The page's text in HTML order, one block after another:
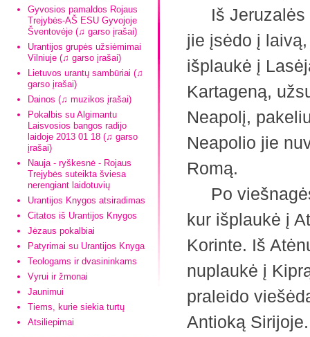
Gyvosios pamaldos Rojaus
Trejybės-AŠ ESU Gyvojoje
Šventovėje (♫ garso įrašai)
Urantijos grupės užsiėmimai
Vilniuje (♫ garso įrašai)
Lietuvos urantų sambūriai (♫
garso įrašai)
Dainos (♫ muzikos įrašai)
Pokalbis su Algimantu
Laisvosios bangos radijo
laidoje 2013 01 18 (♫ garso
įrašai)
Nauja - ryškesnė - Rojaus
Trejybės suteikta šviesa
nerengiant laidotuvių
Urantijos Knygos atsiradimas
Citatos iš Urantijos Knygos
Jėzaus pokalbiai
Patyrimai su Urantijos Knyga
Teologams ir dvasininkams
Vyrui ir žmonai
Jaunimui
Tiems, kurie siekia turtų
Atsiliepimai
Iš Jeruzalės į
jie įsėdo į
išplaukė į
Kartageną,
Neapolį,
Neapolio jie
Romą.
Po
kur išplaukė į
Korinte. Iš
nuplaukė į
praleido
Antioką